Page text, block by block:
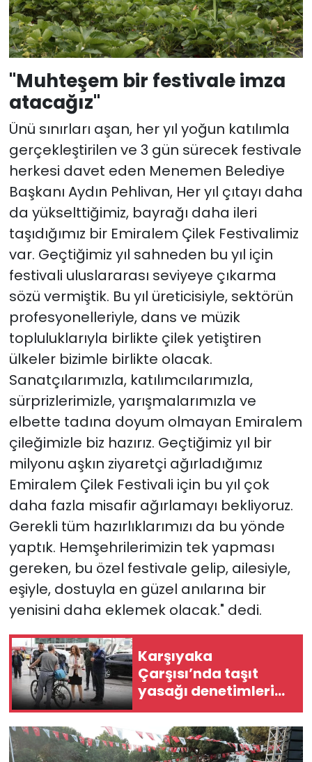
"Muhteşem bir festivale imza
atacağız"
Ünü sınırları aşan, her yıl yoğun katılımla
gerçekleştirilen ve 3 gün sürecek festivale
herkesi davet eden Menemen Belediye
Başkanı Aydın Pehlivan, Her yıl çıtayı daha
da yükselttiğimiz, bayrağı daha ileri
taşıdığımız bir Emiralem Çilek Festivalimiz
var. Geçtiğimiz yıl sahneden bu yıl için
festivali uluslararası seviyeye çıkarma
sözü vermiştik. Bu yıl üreticisiyle, sektörün
profesyonelleriyle, dans ve müzik
topluluklarıyla birlikte çilek yetiştiren
ülkeler bizimle birlikte olacak.
Sanatçılarımızla, katılımcılarımızla,
sürprizlerimizle, yarışmalarımızla ve
elbette tadına doyum olmayan Emiralem
çileğimizle biz hazırız. Geçtiğimiz yıl bir
milyonu aşkın ziyaretçi ağırladığımız
Emiralem Çilek Festivali için bu yıl çok
daha fazla misafir ağırlamayı bekliyoruz.
Gerekli tüm hazırlıklarımızı da bu yönde
yaptık. Hemşehrilerimizin tek yapması
gereken, bu özel festivale gelip, ailesiyle,
eşiyle, dostuyla en güzel anılarına bir
yenisini daha eklemek olacak." dedi.
Karşıyaka
Çarşısı’nda taşıt
yasağı denetimleri
sıkılaştırıldı